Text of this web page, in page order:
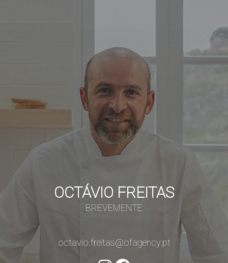
OCTÁVIO FREITAS
BREVEMENTE
octavio.freitas@ofagency.pt